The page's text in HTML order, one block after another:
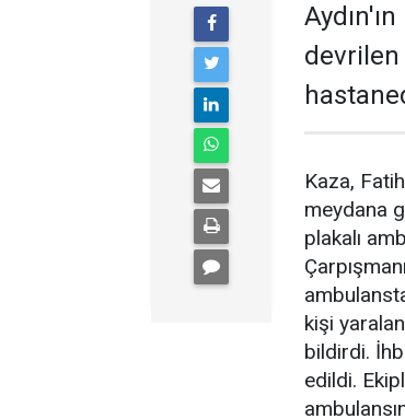
devrilen
Kaza,
meydana
plakalı
kişi
bildirdi.
edildi.